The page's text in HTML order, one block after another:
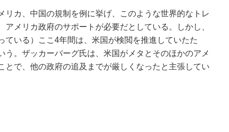
カ、中国の規制を例に挙げ、このような世界的なトレ
アメリカ政府のサポートが必要だとしている。しかし、
ている）ここ4年間は、米国が検閲を推進していたた
う。ザッカーバーグ氏は、米国がメタとそのほかのアメ
とで、他の政府の追及までが厳しくなったと主張してい